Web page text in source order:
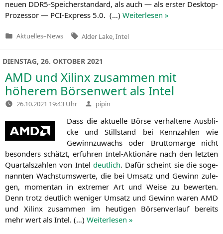
neu­en DDR5-Spei­cher­stan­dard, als auch — als ers­ter Desk­top-
Pro­zes­sor — PCI-Express 5.0. (…) Wei­ter­le­sen »
Veröffentlicht
Aktuelles–News Tags:
Alder Lake Intel
DIENSTAG, 26. OKTOBER 2021
AMD und Xilinx zusammen mit
höherem Börsenwert als Intel
26.10.2021 19:43 Uhr Verfasst
von
pipin
Dass die aktu­el­le Bör­se ver­hal­te­ne Aus­bli­
cke und Still­stand bei Kenn­zah­len wie
Gewinn­zu­wachs oder Brut­to­mar­ge nicht
beson­ders schätzt, erfuh­ren Intel-Aktio­nä­re nach den letz­ten
Quar­tals­zah­len von Intel deut­lich. Dafür scheint sie die soge­
nann­ten Wachs­tums­wer­te, die bei Umsatz und Gewinn zule­
gen, momen­tan in extre­mer Art und Wei­se zu bewer­ten.
Denn trotz deut­lich weni­ger Umsatz und Gewinn waren AMD
und Xilinx zusam­men im heu­ti­gen Bör­sen­ver­lauf bereits
mehr wert als Intel. (…) Wei­ter­le­sen »